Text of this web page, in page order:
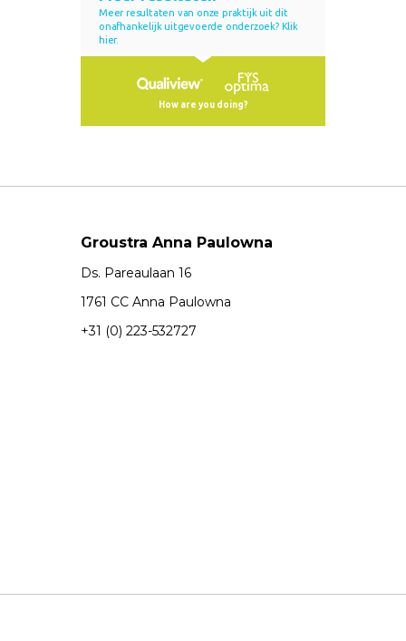
Groustra Anna Paulowna
Ds. Pareaulaan 16
1761 CC Anna Paulowna
+31 (0) 223-532727